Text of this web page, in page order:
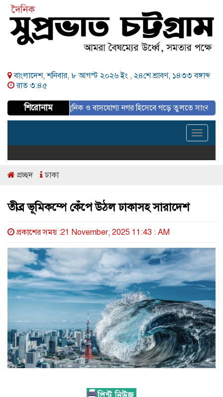
বাংলাদেশ, শনিবার, ৮ আগস্ট ২০২৬ ইং , ২৪শে শ্রাবণ, ১৪৩৩ বঙ্গাব্দ
রাত ৩:৪৫
শিরোনামআধুনিক ও বাসযোগ্য নগর হিসেবে গড়ে তুলতে সাংবাদিকদের
Toggle
প্রচ্ছদ ঢাকা
তীব্র ভূমিকম্পে কেঁপে উঠল ঢাকাসহ সারাদেশ
প্রকাশের সময় :21 November, 2025 11:43 : AM